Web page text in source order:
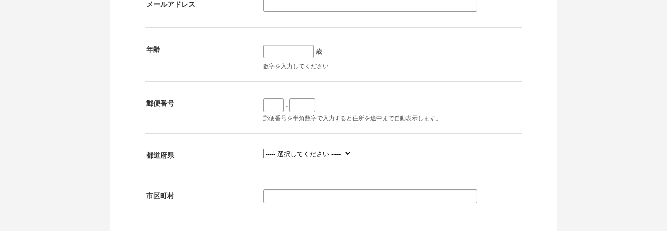
メールアドレス
年齢 歳
数字を入力してください
郵便番号 -
郵便番号を半角数字で入力すると住所を途中まで自動表示します。
都道府県
市区町村